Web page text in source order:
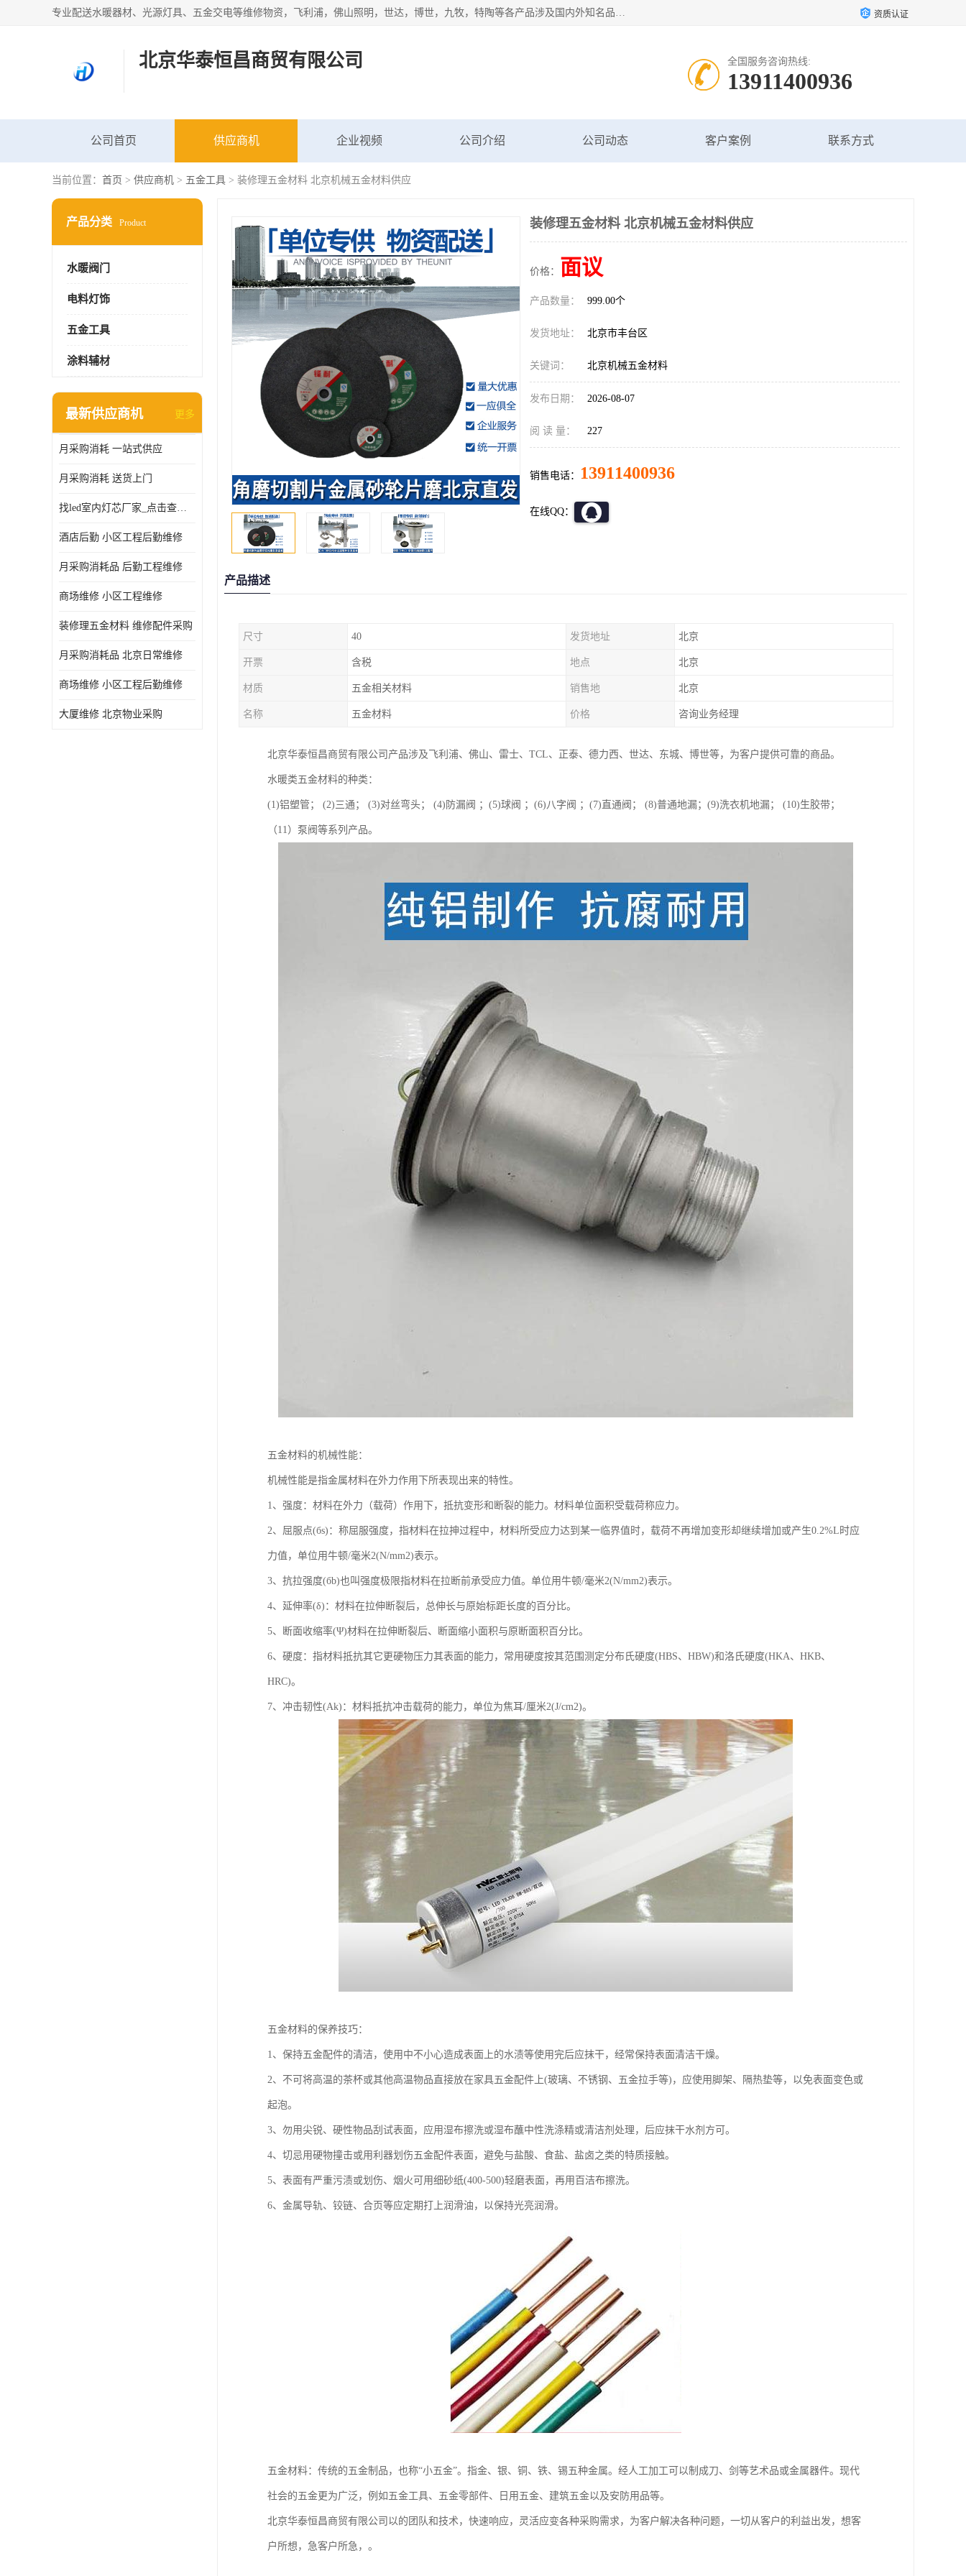
专业配送水暖器材、光源灯具、五金交电等维修物资，飞利浦，佛山照明，世达，博世，九牧，特陶等各产品涉及国内外知名品牌。公司专注与物业、学校、酒店、工厂等单位合作，提供一站式配送服务，降低客户综合成本。依托电子商务改变传统模式，以专业的团队为客户提供24H物资配送到达，货到月结、统一开票，便捷退换等服务，提高了企业的运营效率。 资质认证
北京华泰恒昌商贸有限公司 全国服务咨询热线:
13911400936
公司首页 供应商机 企业视频 公司介绍 公司动态 客户案例 联系方式
当前位置： 首页 > 供应商机 > 五金工具 > 装修理五金材料 北京机械五金材料供应
产品分类 Product
水暖阀门
电料灯饰
五金工具
涂料辅材
最新供应商机 更多
月采购消耗 一站式供应
月采购消耗 送货上门
找led室内灯芯厂家_点击查看更多
酒店后勤 小区工程后勤维修
月采购消耗品 后勤工程维修
商场维修 小区工程维修
装修理五金材料 维修配件采购
月采购消耗品 北京日常维修
商场维修 小区工程后勤维修
大厦维修 北京物业采购
装修理五金材料 北京机械五金材料供应
价格： 面议
产品数量： 999.00个
发货地址： 北京市丰台区
关键词： 北京机械五金材料
发布日期： 2026-08-07
阅 读 量： 227
销售电话： 13911400936
在线QQ：
产品描述
尺寸 40 发货地址 北京
开票 含税 地点 北京
材质 五金相关材料 销售地 北京
名称 五金材料 价格 咨询业务经理
北京华泰恒昌商贸有限公司产品涉及飞利浦、佛山、雷士、TCL、正泰、德力西、世达、东城、博世等，为客户提供可靠的商品。
水暖类五金材料的种类：
(1)铝塑管； (2)三通； (3)对丝弯头； (4)防漏阀 ；(5)球阀 ；(6)八字阀 ；(7)直通阀； (8)普通地漏；(9)洗衣机地漏； (10)生胶带；
（11）泵阀等系列产品。
五金材料的机械性能：
机械性能是指金属材料在外力作用下所表现出来的特性。
1、强度：材料在外力（载荷）作用下，抵抗变形和断裂的能力。材料单位面积受载荷称应力。
2、屈服点(бs)：称屈服强度，指材料在拉抻过程中，材料所受应力达到某一临界值时，载荷不再增加变形却继续增加或产生0.2%L时应
力值，单位用牛顿/毫米2(N/mm2)表示。
3、抗拉强度(бb)也叫强度极限指材料在拉断前承受应力值。单位用牛顿/毫米2(N/mm2)表示。
4、延伸率(δ)：材料在拉伸断裂后，总伸长与原始标距长度的百分比。
5、断面收缩率(Ψ)材料在拉伸断裂后、断面缩小面积与原断面积百分比。
6、硬度：指材料抵抗其它更硬物压力其表面的能力，常用硬度按其范围测定分布氏硬度(HBS、HBW)和洛氏硬度(HKA、HKB、
HRC)。
7、冲击韧性(Ak)：材料抵抗冲击载荷的能力，单位为焦耳/厘米2(J/cm2)。
五金材料的保养技巧：
1、保持五金配件的清洁，使用中不小心造成表面上的水渍等使用完后应抹干，经常保持表面清洁干燥。
2、不可将高温的茶杯或其他高温物品直接放在家具五金配件上(玻璃、不锈钢、五金拉手等)，应使用脚架、隔热垫等，以免表面变色或
起泡。
3、勿用尖锐、硬性物品刮试表面，应用湿布擦洗或湿布蘸中性洗涤精或清洁剂处理，后应抹干水剂方可。
4、切忌用硬物撞击或用利器划伤五金配件表面，避免与盐酸、食盐、盐卤之类的特质接触。
5、表面有严重污渍或划伤、烟火可用细砂纸(400-500)轻磨表面，再用百洁布擦洗。
6、金属导轨、铰链、合页等应定期打上润滑油，以保持光亮润滑。
五金材料：传统的五金制品，也称“小五金”。指金、银、铜、铁、锡五种金属。经人工加工可以制成刀、剑等艺术品或金属器件。现代
社会的五金更为广泛，例如五金工具、五金零部件、日用五金、建筑五金以及安防用品等。
北京华泰恒昌商贸有限公司以的团队和技术，快速响应，灵活应变各种采购需求，为客户解决各种问题，一切从客户的利益出发，想客
户所想，急客户所急，。